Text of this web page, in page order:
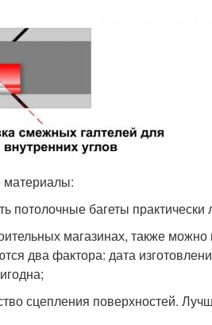
материалы:
багеты практически
магазинах, также можно
два фактора: дата
сцепления поверхностей.